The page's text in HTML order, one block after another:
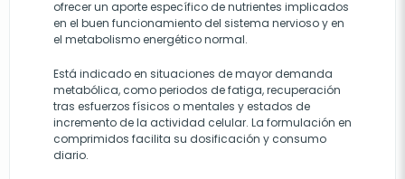
ofrecer un aporte específico de nutrientes implicados
en el buen funcionamiento del sistema nervioso y en
el metabolismo energético normal.
Está indicado en situaciones de mayor demanda
metabólica, como periodos de fatiga, recuperación
tras esfuerzos físicos o mentales y estados de
incremento de la actividad celular. La formulación en
comprimidos facilita su dosificación y consumo
diario.